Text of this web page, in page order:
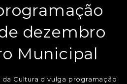
dezembro
Municipal
da Cultura divulga programação